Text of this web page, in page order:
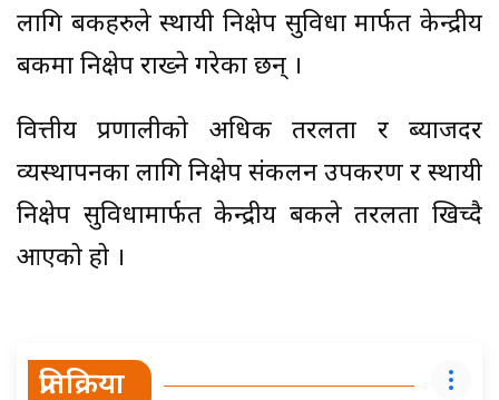
लागि बैंकहरुले स्थायी निक्षेप सुविधा मार्फत केन्द्रीय
बैंकमा निक्षेप राख्ने गरेका छन् ।
वित्तीय प्रणालीको अधिक तरलता र ब्याजदर
व्यस्थापनका लागि निक्षेप संकलन उपकरण र स्थायी
निक्षेप सुविधामार्फत केन्द्रीय बैंकले तरलता खिच्दै
आएको हो ।
प्रतिक्रिया